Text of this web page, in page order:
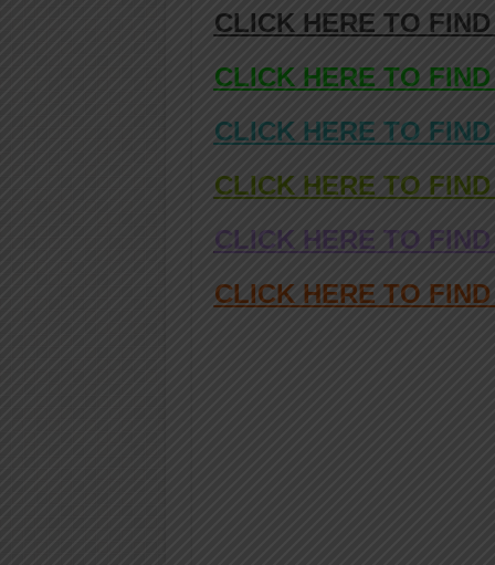
CLICK HERE TO
CLICK HERE TO
CLICK HERE TO
CLICK HERE TO
CLICK HERE TO
CLICK HERE TO